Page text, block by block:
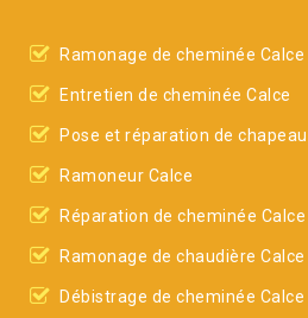
Ramonage de cheminée Calce
Entretien de cheminée Calce
Pose et réparation de
Ramoneur Calce
Réparation de cheminée Calce
Ramonage de chaudière Calce
Débistrage de cheminée Calce